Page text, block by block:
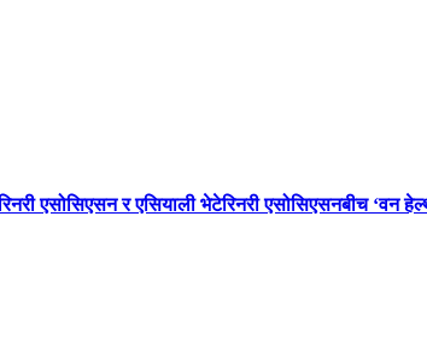
एसोसिएसन र एसियाली भेटेरिनरी एसोसिएसनबीच ‘वन